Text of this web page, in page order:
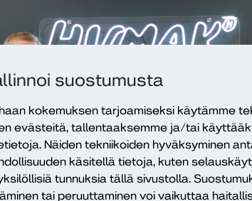
suostumusta
kokemuksen tarjoamiseksi käytämme
evästeitä, tallentaaksemme ja/tai
Näiden tekniikoiden hyväksyminen
käsitellä tietoja, kuten
tunnuksia tällä sivustolla.
tai peruuttaminen voi vaikuttaa